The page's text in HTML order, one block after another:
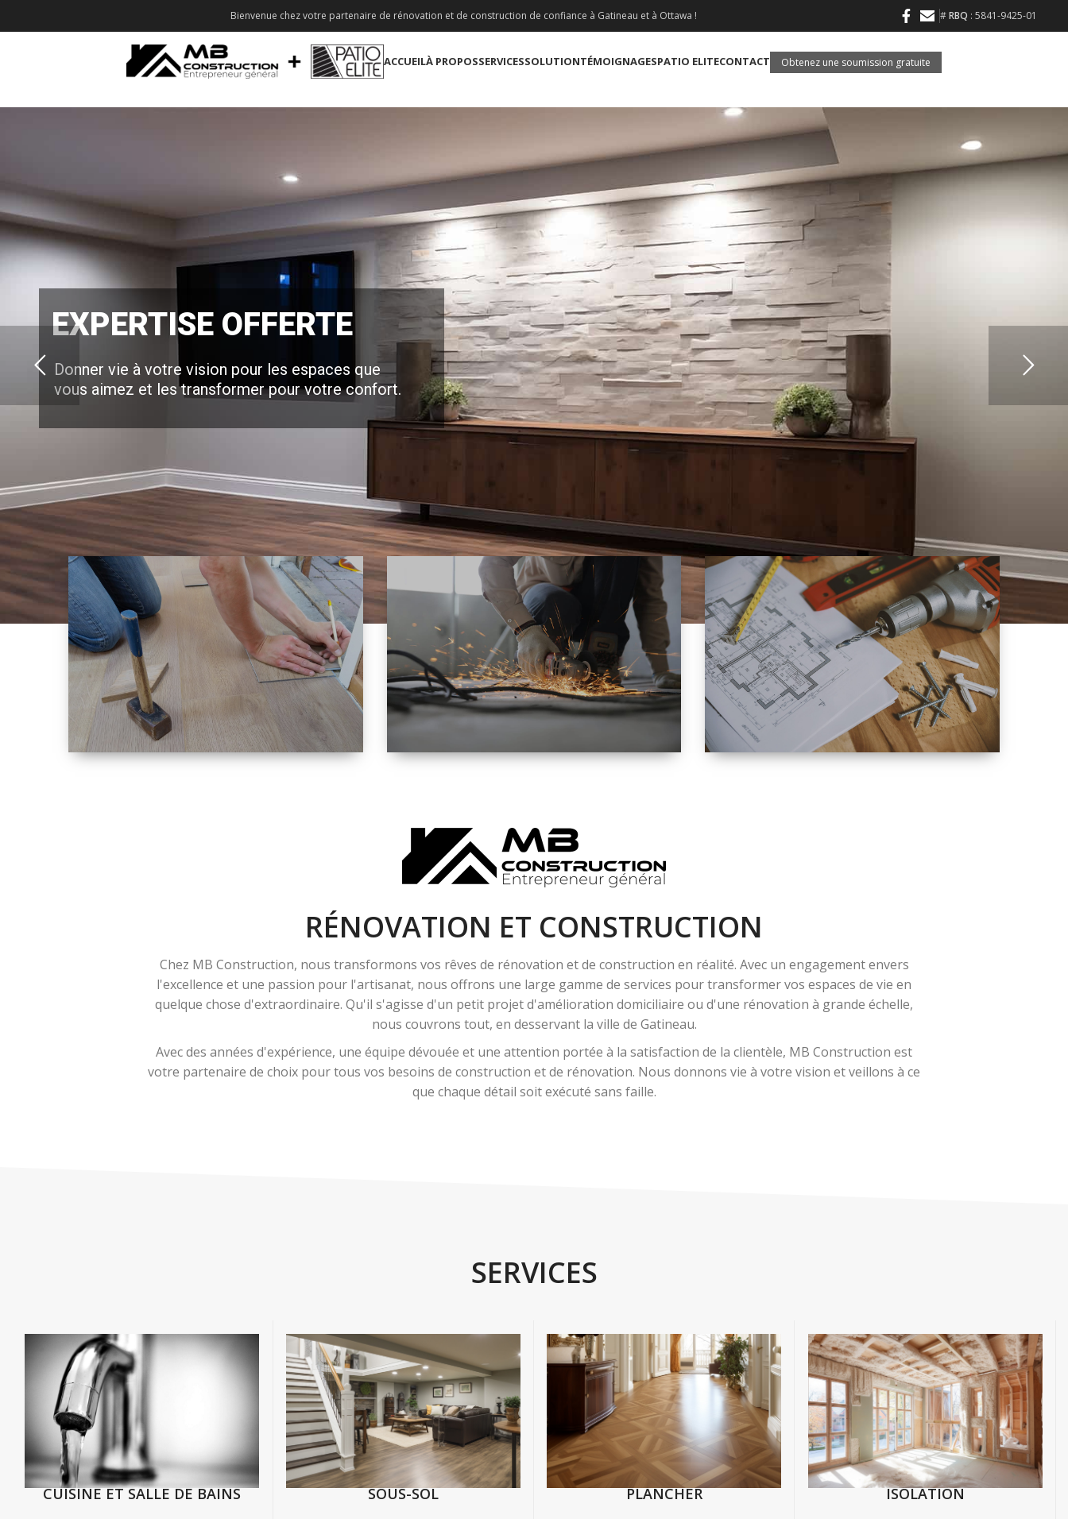
Bienvenue chez votre partenaire de rénovation et de construction de confiance à Gatineau et à Ottawa ! #RBQ : 5841-9425-01
ACCUEILÀ PROPOSSERVICESSOLUTIONTÉMOIGNAGESPATIO ELITECONTACT Obtenez une soumission gratuite
EXPERTISE OFFERTE
Donner vie à votre vision pour les espaces que
vous aimez et les transformer pour votre confort.
INTÉRIEURE ET
EXTÉRIEURE
RÉNOVATION ET CONSTRUCTION
Chez MB Construction, nous transformons vos rêves de rénovation et de construction en réalité. Avec un engagement envers
l'excellence et une passion pour l'artisanat, nous offrons une large gamme de services pour transformer vos espaces de vie en
quelque chose d'extraordinaire. Qu'il s'agisse d'un petit projet d'amélioration domiciliaire ou d'une rénovation à grande échelle,
nous couvrons tout, en desservant la ville de Gatineau.
Avec des années d'expérience, une équipe dévouée et une attention portée à la satisfaction de la clientèle, MB Construction est
votre partenaire de choix pour tous vos besoins de construction et de rénovation. Nous donnons vie à votre vision et veillons à ce
que chaque détail soit exécuté sans faille.
SERVICES
CUISINE ET SALLE DE BAINS SOUS-SOL PLANCHER ISOLATION